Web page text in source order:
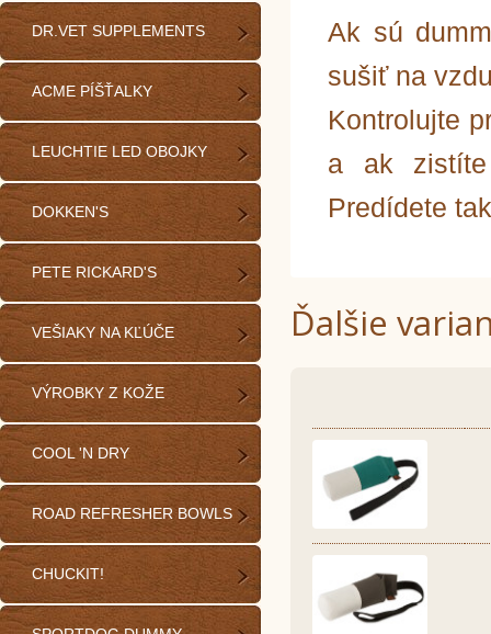
DR.VET SUPPLEMENTS
ACME PÍŠŤALKY
LEUCHTIE LED OBOJKY
DOKKEN'S
PETE RICKARD'S
VEŠIAKY NA KĽÚČE
VÝROBKY Z KOŽE
COOL 'N DRY
ROAD REFRESHER BOWLS
CHUCKIT!
Ak sú
sušiť na
Kontrolujte
a ak zistíte
Predídete
Ďalšie